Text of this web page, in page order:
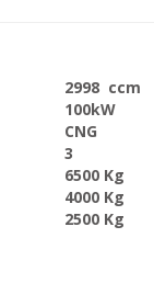
2998 ccm
100kW
CNG
3
6500 Kg
4000 Kg
2500 Kg